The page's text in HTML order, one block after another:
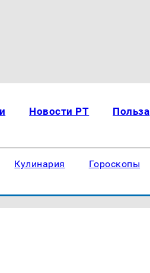
Новости РТ Польза
Кулинария Гороскопы